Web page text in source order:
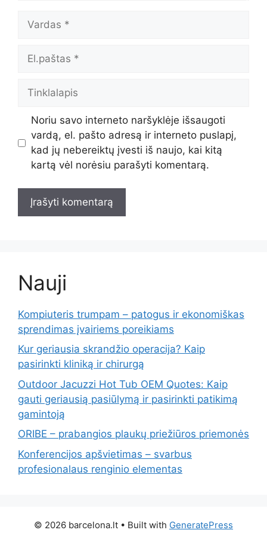
Vardas
El.paštas
Tinklalapis
Noriu savo interneto naršyklėje išsaugoti
vardą, el. pašto adresą ir interneto puslapį,
kad jų nebereiktų įvesti iš naujo, kai kitą
kartą vėl norėsiu parašyti komentarą.
Nauji
Kompiuteris trumpam – patogus ir ekonomiškas
sprendimas įvairiems poreikiams
Kur geriausia skrandžio operacija? Kaip
pasirinkti kliniką ir chirurgą
Outdoor Jacuzzi Hot Tub OEM Quotes: Kaip
gauti geriausią pasiūlymą ir pasirinkti patikimą
gamintoją
ORIBE – prabangios plaukų priežiūros priemonės
Konferencijos apšvietimas – svarbus
profesionalaus renginio elementas
© 2026 barcelona.lt • Built with GeneratePress